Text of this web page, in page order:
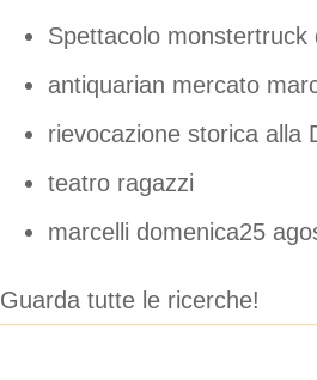
Spettacolo monstertruck
antiquarian mercato
rievocazione storica alla
teatro ragazzi
marcelli domenica25
Guarda tutte le ricerche!